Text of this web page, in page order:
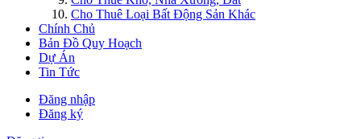
Cho Thuê Loại Bất Động Sản Khác
Chính Chủ
Bản Đồ Quy Hoạch
Dự Án
Tin Tức
Đăng nhập
Đăng ký